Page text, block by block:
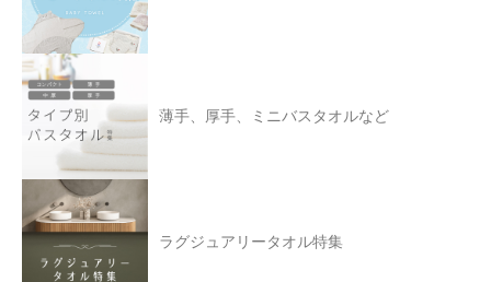
薄手、厚手、ミニバスタオルなど
ラグジュアリータオル特集